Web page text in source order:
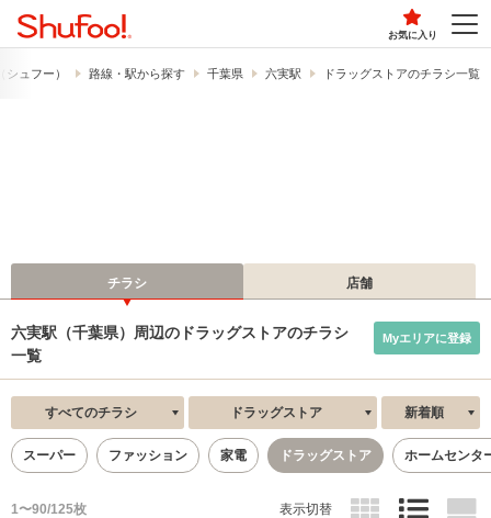
お気に入り
ュフー） 路線・駅から探す 千葉県 六実駅 ドラッグストアのチラシ一覧
チラシ 店舗
六実駅（千葉県）周辺のドラッグストアのチラシ
一覧
Myエリアに登録
すべてのチラシ ドラッグストア 新着順
スーパー ファッション 家電 ドラッグストア ホームセンタ
1〜90/125枚 表示切替